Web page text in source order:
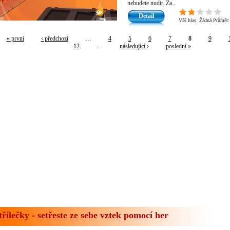
nebudete nudit. Za...
Detail
Váš hlas: Žádná Průměr:
« první ‹ předchozí … 4 5 6 7 8 9
12
… následující › poslední »
- setřeste ze sebe vztek pomocí her